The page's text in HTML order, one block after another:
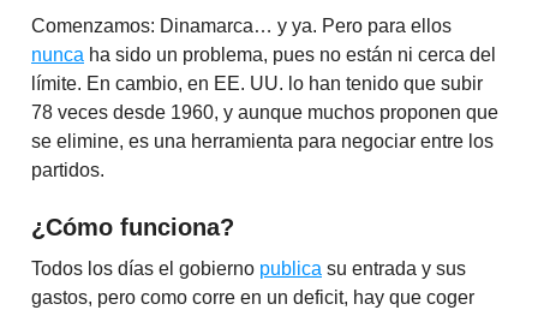
Comenzamos: Dinamarca… y ya. Pero para ellos
nunca ha sido un problema, pues no están ni cerca del
límite. En cambio, en EE. UU. lo han tenido que subir
78 veces desde 1960, y aunque muchos proponen que
se elimine, es una herramienta para negociar entre los
partidos.
¿Cómo funciona?
Todos los días el gobierno publica su entrada y sus
gastos, pero como corre en un deficit, hay que coger